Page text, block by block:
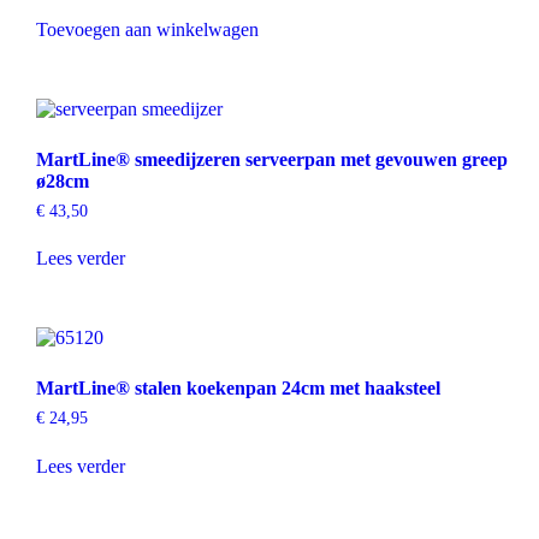
Toevoegen aan winkelwagen
MartLine® smeedijzeren serveerpan met gevouwen greep
ø28cm
€43,50
Lees verder
MartLine® stalen koekenpan 24cm met haaksteel
€24,95
Lees verder